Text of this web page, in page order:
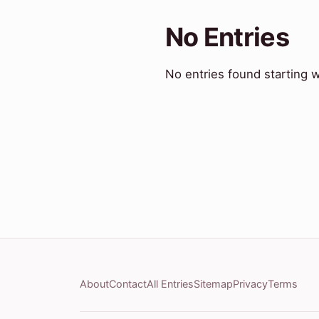
No Entries
No entries found starting
AboutContactAll EntriesSitemapPrivacyTerms